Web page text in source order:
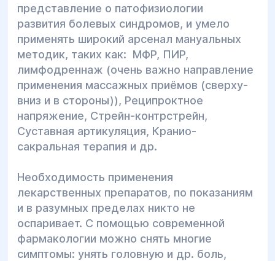
представление о патофизиологии
развития болевых синдромов, и умело
применять широкий арсенал мануальных
методик, таких как: МФР, ПИР,
лимфодреннаж (очень важно направление
применения массажных приёмов (сверху-
вниз и в стороны)), Реципроктное
напряжение, Стрейн-контрстрейн,
Суставная артикуляция, Кранио-
сакральная терапия и др.
Необходимость применения
лекарственных препаратов, по показаниям
и в разумных пределах никто не
оспаривает. С помощью современной
фармакологии можно снять многие
симптомы: унять головную и др. боль,